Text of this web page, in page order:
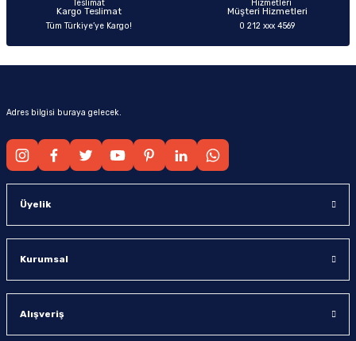
Kargo Teslimat
Tüm Türkiye’ye Kargo!
Müşteri Hizmetleri
0 212 xxx 4569
Adres bilgisi buraya gelecek.
Üyelik
Kurumsal
Alışveriş